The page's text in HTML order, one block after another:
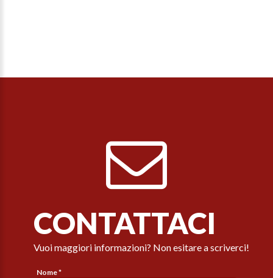
CONTATTACI
Vuoi maggiori informazioni? Non esitare a scriverci!
Nome *